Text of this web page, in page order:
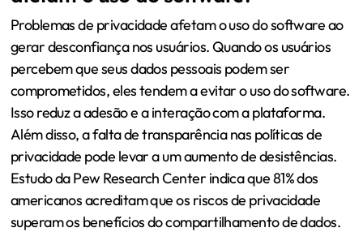
Problemas de privacidade afetam o uso do software ao
gerar desconfiança nos usuários. Quando os usuários
percebem que seus dados pessoais podem ser
comprometidos, eles tendem a evitar o uso do software.
Isso reduz a adesão e a interação com a plataforma.
Além disso, a falta de transparência nas políticas de
privacidade pode levar a um aumento de desistências.
Estudo da Pew Research Center indica que 81% dos
americanos acreditam que os riscos de privacidade
superam os benefícios do compartilhamento de dados.